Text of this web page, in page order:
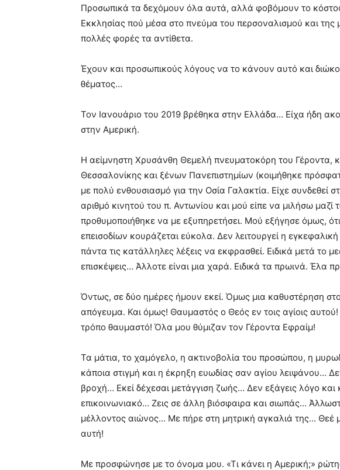
Προσωπικά τα δεχόμουν όλα αυτά, αλλά φοβόμουν το
Εκκλησίας πού μέσα στο πνεύμα του περσοναλισμού και της
πολλές φορές τα αντίθετα.
Έχουν και προσωπικούς λόγους να το κάνουν αυτό και
θέματος…
Τον Ιανουάριο του 2019 βρέθηκα στην Ελλάδα… Είχα ήδη
στην Αμερική.
Η αείμνηστη Χρυσάνθη Θεμελή πνευματοκόρη του Γέροντα,
Θεσσαλονίκης και ξένων Πανεπιστημίων (κοιμήθηκε
με πολύ ενθουσιασμό για την Οσία Γαλακτία. Είχε συνδεθεί
αριθμό κινητού του π. Αντωνίου και μού είπε να μιλήσω
προθυμοποιήθηκε να με εξυπηρετήσει. Μού εξήγησε όμως,
επεισοδίων κουράζεται εύκολα. Δεν λειτουργεί η
πάντα τις κατάλληλες λέξεις να εκφρασθεί. Ειδικά μετά το
επισκέψεις… Άλλοτε είναι μια χαρά. Ειδικά τα πρωινά. Έλα
Όντως, σε δύο ημέρες ήμουν εκεί. Όμως μια καθυστέρηση
απόγευμα. Και όμως! Θαυμαστός ο Θεός εν τοις αγίοις
τρόπο θαυμαστό! Όλα μου θύμιζαν τον Γέροντα Εφραίμ!
Τα μάτια, το χαμόγελο, η ακτινοβολία του προσώπου, η
κάποια στιγμή και η έκρηξη ευωδίας σαν αγίου λειψάνου…
βροχή… Εκεί δέχεσαι μετάγγιση ζωής… Δεν εξάγεις λόγο
επικοινωνιακό… Ζεις σε άλλη βιόσφαιρα και σιωπάς…
μέλλοντος αιώνος… Με πήρε στη μητρική αγκαλιά της… Θεέ
αυτή!
Με προσφώνησε με το όνομα μου. «Τι κάνει η Αμερική;»